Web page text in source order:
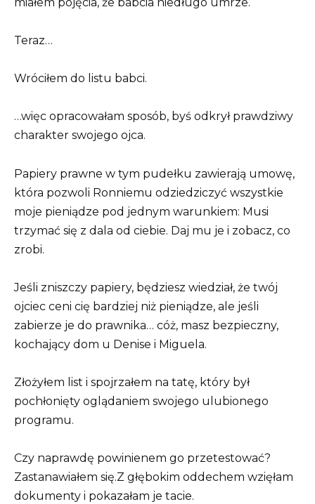
Teraz…
Wróciłem do listu babci.
…więc opracowałam sposób, byś odkrył prawdziwy
charakter swojego ojca.
Papiery prawne w tym pudełku zawierają umowę,
która pozwoli Ronniemu odziedziczyć wszystkie
moje pieniądze pod jednym warunkiem: Musi
trzymać się z dala od ciebie. Daj mu je i zobacz, co
zrobi.
Jeśli zniszczy papiery, będziesz wiedział, że twój
ojciec ceni cię bardziej niż pieniądze, ale jeśli
zabierze je do prawnika… cóż, masz bezpieczny,
kochający dom u Denise i Miguela.
Złożyłem list i spojrzałem na tatę, który był
pochłonięty oglądaniem swojego ulubionego
programu.
Czy naprawdę powinienem go przetestować?
Zastanawiałem się.Z głębokim oddechem wzięłam
dokumenty i pokazałam je tacie.